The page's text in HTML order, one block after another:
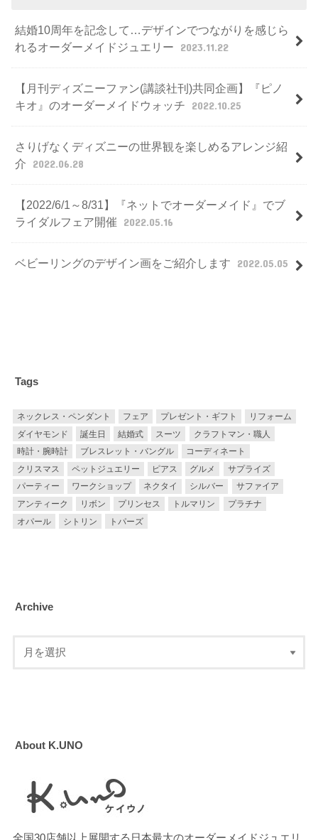
結婚10周年を記念して…デザインでつながりを感じら
れるオーダーメイドジュエリー
2023.11.22
【月刊ディズニーファン(講談社刊)共同企画】『ピノ
キオ』のオーダーメイドウォッチ
2022.10.25
さりげなくディズニーの世界観を楽しめるアレンジ紹
介
2022.06.28
【2022/6/1～8/31】『ネットでオーダーメイド』でブ
ライダルフェア開催
2022.05.16
ベビーリングのデザイン画をご紹介します 2022.05.05
Tags
ネックレス・ペンダント フェア プレゼント・ギフト
リフォーム
ダイヤモンド
誕生日 結婚式 スーツ
クラフトマン・職人
時計・腕時計
ブレスレット・バングル
コーディネート
クリスマス
ペットジュエリー ピアス グルメ
サプライズ
パーティー
ワークショップ ネクタイ シルバー
サファイア
アンティーク
リボン プリンセス トルマリン
プラチナ
オパール
シトリン トパーズ
Archive
About K.UNO